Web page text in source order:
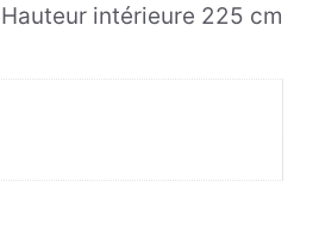
intérieure 225 cm